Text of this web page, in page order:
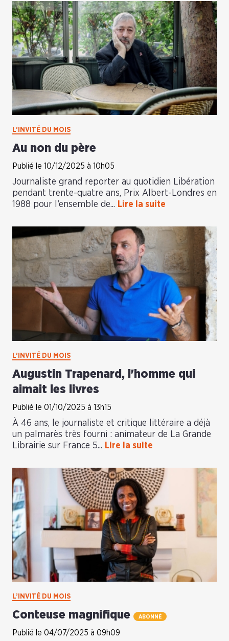
L’INVITÉ DU MOIS
Au non du père
Publié le 10/12/2025 à 10h05
Journaliste grand reporter au quotidien Libération
pendant trente-quatre ans, Prix Albert-Londres en
1988 pour l’ensemble de... Lire la suite
L’INVITÉ DU MOIS
Augustin Trapenard, l'homme qui
aimait les livres
Publié le 01/10/2025 à 13h15
À 46 ans, le journaliste et critique littéraire a déjà
un palmarès très fourni : animateur de La Grande
Librairie sur France 5... Lire la suite
L’INVITÉ DU MOIS
Conteuse magnifique ABONNÉ
Publié le 04/07/2025 à 09h09